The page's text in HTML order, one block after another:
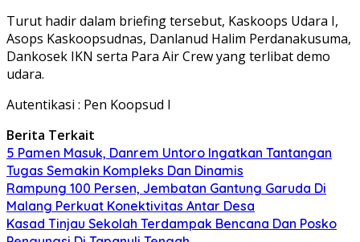
Turut hadir dalam briefing tersebut, Kaskoops Udara I,
Asops Kaskoopsudnas, Danlanud Halim Perdanakusuma,
Dankosek IKN serta Para Air Crew yang terlibat demo
udara.
Autentikasi : Pen Koopsud I
Berita Terkait
5 Pamen Masuk, Danrem Untoro Ingatkan Tantangan
Tugas Semakin Kompleks Dan Dinamis
Rampung 100 Persen, Jembatan Gantung Garuda Di
Malang Perkuat Konektivitas Antar Desa
Kasad Tinjau Sekolah Terdampak Bencana Dan Posko